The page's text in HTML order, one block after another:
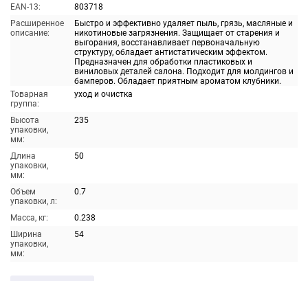
EAN-13:
803718
Расширенное
описание:
Быстро и эффективно удаляет пыль, грязь, масляные и
никотиновые загрязнения. Защищает от старения и
выгорания, восстанавливает первоначальную
структуру, обладает антистатическим эффектом.
Предназначен для обработки пластиковых и
виниловых деталей салона. Подходит для молдингов и
бамперов. Обладает приятным ароматом клубники.
Товарная
группа:
уход и очистка
Высота
упаковки,
мм:
235
Длина
упаковки,
мм:
50
Объем
упаковки, л:
0.7
Масса, кг:
0.238
Ширина
упаковки,
мм:
54